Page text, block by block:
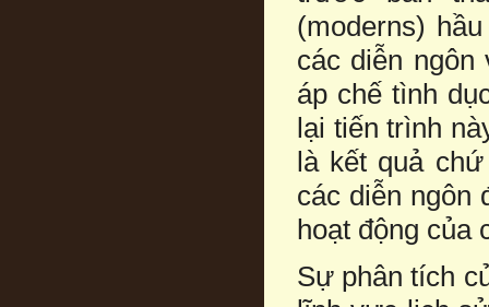
(moderns)
các diễn ngôn
áp chế tình
lại tiến trình
là kết quả
các diễn ngôn
hoạt động của
Sự phân tích